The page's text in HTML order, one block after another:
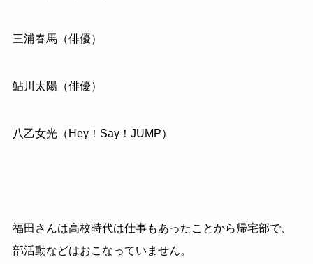
三浦春馬（俳優）
鮎川太陽（俳優）
八乙女光（Hey！Say！JUMP）
福田さんは高校時代は仕事もあったことから帰宅部で、
部活動などはおこなっていません。